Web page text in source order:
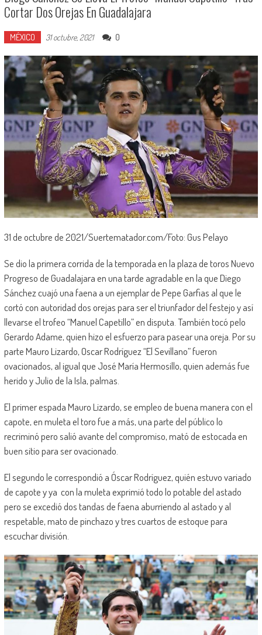
Cortar Dos Orejas En Guadalajara
MÉXICO 31 octubre, 2021 0
31 de octubre de 2021/Suertematador.com/Foto: Gus Pelayo
Se dio la primera corrida de la temporada en la plaza de toros Nuevo
Progreso de Guadalajara en una tarde agradable en la que Diego
Sánchez cuajó una faena a un ejemplar de Pepe Garfias al que le
cortó con autoridad dos orejas para ser el triunfador del festejo y así
llevarse el trofeo “Manuel Capetillo” en disputa. También tocó pelo
Gerardo Adame, quien hizo el esfuerzo para pasear una oreja. Por su
parte Mauro Lizardo, Oscar Rodríguez “El Sevillano” fueron
ovacionados, al igual que José María Hermosillo, quien además fue
herido y Julio de la Isla, palmas.
El primer espada Mauro Lizardo, se empleo de buena manera con el
capote, en muleta el toro fue a más, una parte del público lo
recriminó pero salió avante del compromiso, mató de estocada en
buen sitio para ser ovacionado.
El segundo le correspondió a Óscar Rodríguez, quién estuvo variado
de capote y ya con la muleta exprimió todo lo potable del astado
pero se excedió dos tandas de faena aburriendo al astado y al
respetable, mato de pinchazo y tres cuartos de estoque para
escuchar división.